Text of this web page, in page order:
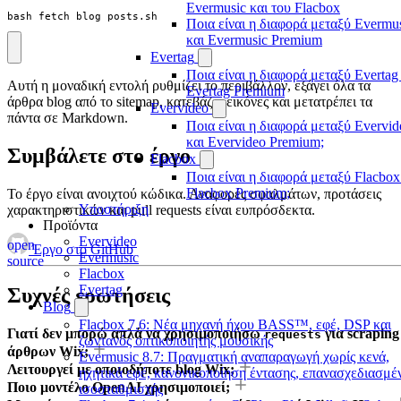
Evermusic και του Flacbox
Ποια είναι η διαφορά μεταξύ
και Evermusic Premium
Evertag
Ποια είναι η διαφορά μεταξύ Evertag
Evertag Premium
Evervideo
Ποια είναι η διαφορά μεταξύ
και Evervideo Premium;
Flacbox
Ποια είναι η διαφορά μεταξύ Flacbox
Flacbox Premium;
Υποστήριξη
Προϊόντα
Evervideo
Evermusic
Flacbox
Evertag
Blog
Flacbox 7.6: Νέα μηχανή ήχου BASS™, εφέ, DSP και
ζωντανός οπτικοποιητής μουσικής
Evermusic 8.7: Πραγματική αναπαραγωγή χωρίς κενά,
ηχητικά εφέ, κανονικοποίηση έντασης,
ισοσταθμιστής
bash fetch_blog_posts.sh
Αυτή η μοναδική εντολή ρυθμίζει το περιβάλλον, εξάγει όλα τα
άρθρα blog από το sitemap, κατεβάζει εικόνες και μετατρέπει τα
πάντα σε Markdown.
Συμβάλετε στο έργο
Το έργο είναι ανοιχτού κώδικα. Αναφορές σφαλμάτων, προτάσεις
χαρακτηριστικών και pull requests είναι ευπρόσδεκτα.
Έργο στο GitHub
open
source
Συχνές ερωτήσεις
Γιατί δεν μπορώ απλά να χρησιμοποιήσωrequestsγια scraping
άρθρων Wix;
Λειτουργεί με οποιοδήποτε blog Wix;
Ποιο μοντέλο OpenAI χρησιμοποιεί;